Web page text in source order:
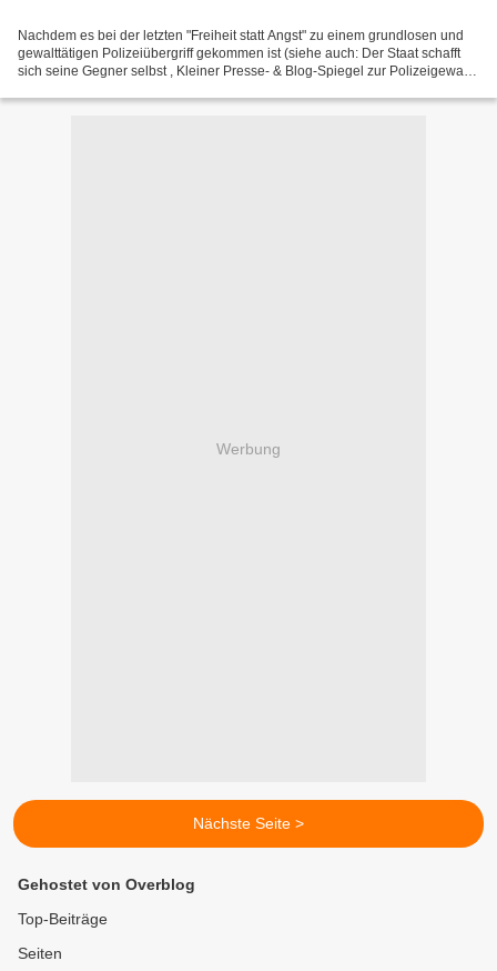
Nachdem es bei der letzten "Freiheit statt Angst" zu einem grundlosen und
gewalttätigen Polizeiübergriff gekommen ist (siehe auch: Der Staat schafft
sich seine Gegner selbst , Kleiner Presse- & Blog-Spiegel zur Polizeigewalt
Werbung
Nächste Seite >
Gehostet von Overblog
Top-Beiträge
Seiten